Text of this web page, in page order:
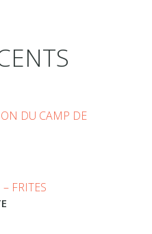
DU CAMP DE
FRITES